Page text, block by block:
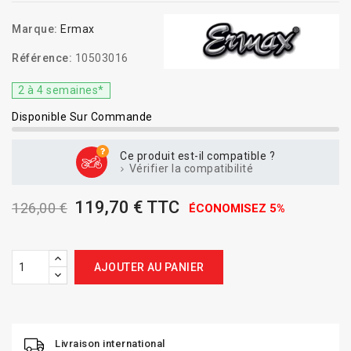
Marque: Ermax
Référence: 10503016
2 à 4 semaines*
Disponible Sur Commande
Ce produit est-il compatible ?
Vérifier la compatibilité
126,00 € 119,70 € TTC ÉCONOMISEZ 5%
AJOUTER AU PANIER
Livraison international